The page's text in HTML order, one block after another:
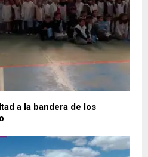
a la bandera de los